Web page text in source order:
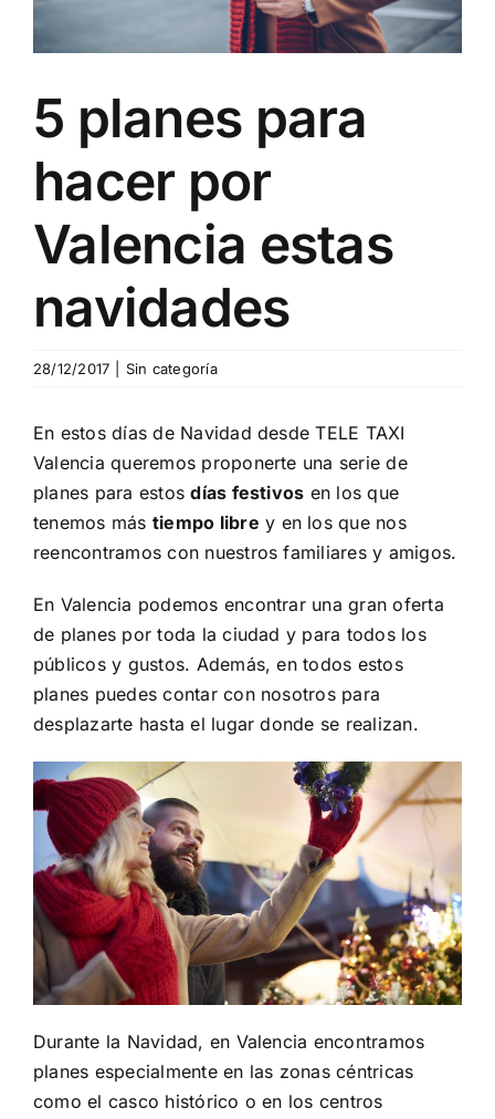
Contacto
5 planes para
hacer por
Valencia estas
navidades
28/12/2017 Sin categoría
En estos días de Navidad desde TELE TAXI
Valencia queremos proponerte una serie de
planes para estosdías festivos en los que
tenemos más tiempo libre y en los que nos
reencontramos con nuestros familiares y amigos.
En Valencia podemos encontrar una gran oferta
de planes por toda la ciudad y para todos los
públicos y gustos. Además, en todos estos
planes puedes contar con nosotros para
desplazarte hasta el lugar donde se realizan.
Durante la Navidad, en Valencia encontramos
planes especialmente en las zonas céntricas
como el casco histórico o en los centros